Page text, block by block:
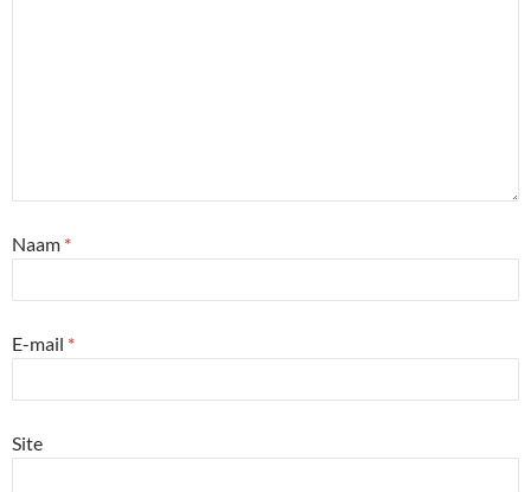
Naam *
E-mail *
Site